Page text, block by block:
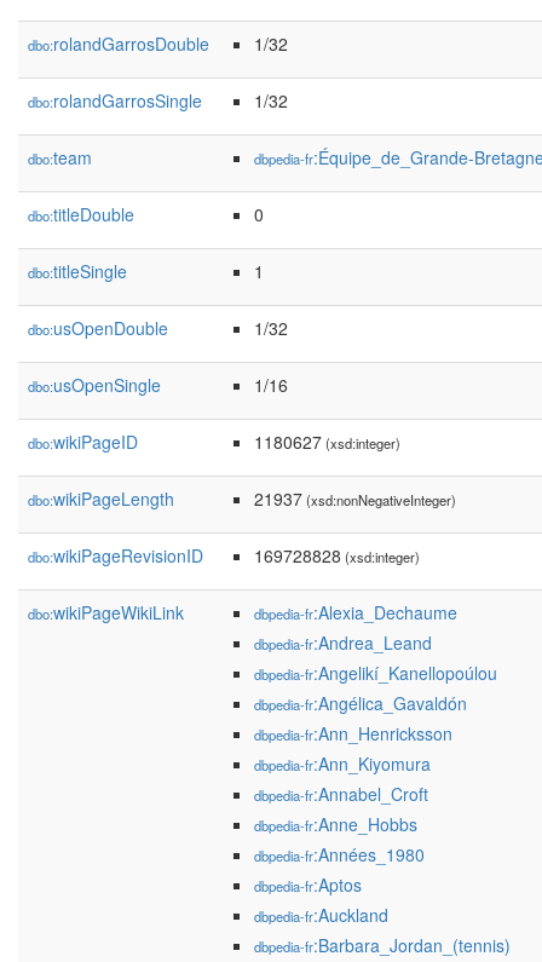
dbo:rolandGarrosDouble 1/32
dbo:rolandGarrosSingle 1/32
dbo:team dbpedia-fr:Équipe_de_Grande-
dbo:titleDouble 0
dbo:titleSingle 1
dbo:usOpenDouble 1/32
dbo:usOpenSingle 1/16
dbo:wikiPageID 1180627(xsd:integer)
dbo:wikiPageLength 21937(xsd:nonNegativeInteger)
dbo:wikiPageRevisionID 169728828 (xsd:integer)
dbo:wikiPageWikiLink dbpedia-fr:Alexia_Dechaume
dbpedia-fr:Andrea_Leand
dbpedia-fr:Angelikí_Kanellopoúlou
dbpedia-fr:Angélica_Gavaldón
dbpedia-fr:Ann_Henricksson
dbpedia-fr:Ann_Kiyomura
dbpedia-fr:Annabel_Croft
dbpedia-fr:Anne_Hobbs
dbpedia-fr:Années_1980
dbpedia-fr:Aptos
dbpedia-fr:Auckland
dbpedia-fr:Barbara_Jordan_(tennis)